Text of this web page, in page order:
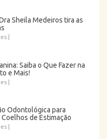
Sheila Medeiros tira as
Saiba o Que Fazer na
e Mais!
Odontológica para
de Estimação